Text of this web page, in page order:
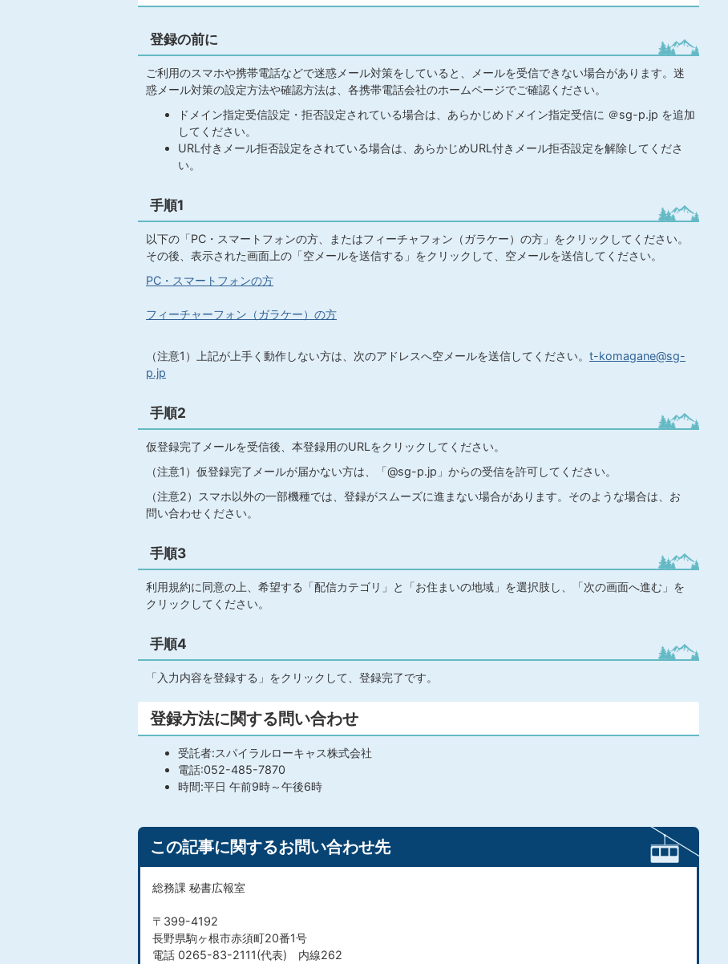
登録の前に
ご利用のスマホや携帯電話などで迷惑メール対策をしていると、メールを受信できない場合があります。迷
惑メール対策の設定方法や確認方法は、各携帯電話会社のホームページでご確認ください。
ドメイン指定受信設定・拒否設定されている場合は、あらかじめドメイン指定受信に ＠sg-p.jp を追加
してください。
URL付きメール拒否設定をされている場合は、あらかじめURL付きメール拒否設定を解除してくださ
い。
手順1
以下の「PC・スマートフォンの方、またはフィーチャフォン（ガラケー）の方」をクリックしてください。
その後、表示された画面上の「空メールを送信する」をクリックして、空メールを送信してください。
PC・スマートフォンの方
フィーチャーフォン（ガラケー）の方
（注意1）上記が上手く動作しない方は、次のアドレスへ空メールを送信してください。 t-komagane@sg-
p.jp
手順2
仮登録完了メールを受信後、本登録用のURLをクリックしてください。
（注意1）仮登録完了メールが届かない方は、「@sg-p.jp」からの受信を許可してください。
（注意2）スマホ以外の一部機種では、登録がスムーズに進まない場合があります。そのような場合は、お
問い合わせください。
手順3
利用規約に同意の上、希望する「配信カテゴリ」と「お住まいの地域」を選択肢し、「次の画面へ進む」を
クリックしてください。
手順4
「入力内容を登録する」をクリックして、登録完了です。
登録方法に関する問い合わせ
受託者:スパイラルローキャス株式会社
電話:052-485-7870
時間:平日 午前9時～午後6時
この記事に関するお問い合わせ先
総務課 秘書広報室
〒399-4192
長野県駒ヶ根市赤須町20番1号
電話 0265-83-2111(代表) 内線262